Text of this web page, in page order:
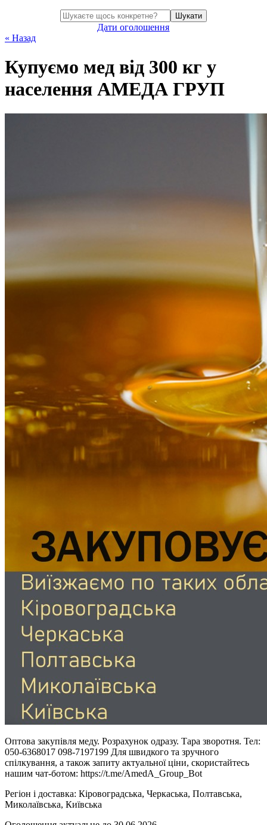
Шукати
Дати оголошення
« Назад
Купуємо мед вiд 300 кг у
насeлення АМЕДА ГРУП
Оптова закупівля меду. Розрахунок одразу. Тара зворотня. Тел:
050-6368017 098-7197199 Для швидкого та зручного
спілкування, а також запиту актуальної ціни, скористайтесь
нашим чат-ботом: https://t.me/AmedA_Group_Bot
Регіон і доставка: Кіровоградська, Черкаська, Полтавська,
Миколаївська, Київська